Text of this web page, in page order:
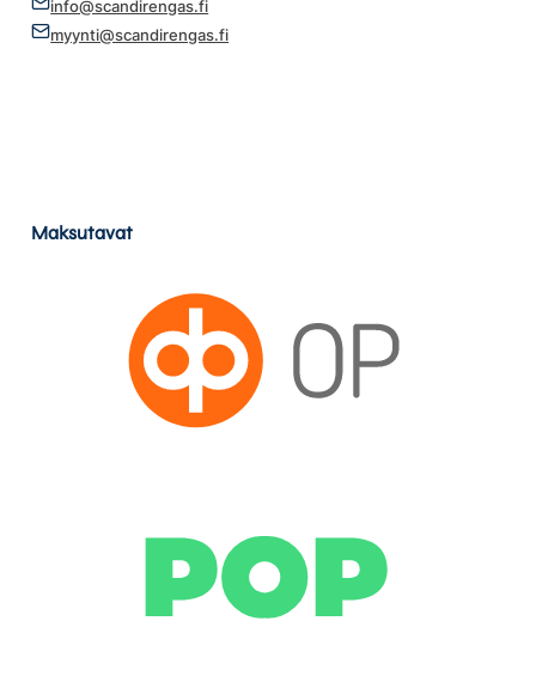
info@scandirengas.fi
myynti@scandirengas.fi
Maksutavat